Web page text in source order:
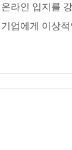
라인 입지를
업에게 이상